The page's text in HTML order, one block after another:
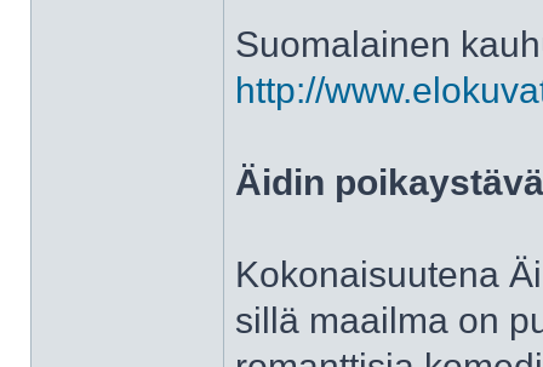
Suomalainen
http://
Äidin
Kokonaisuutena
sillä maailma on